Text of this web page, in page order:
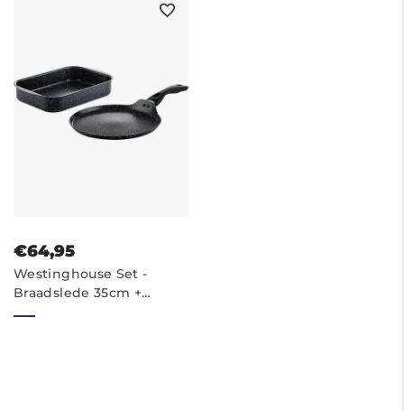
€64,95
Westinghouse Set -
Braadslede 35cm +
Pannenkoekenpan 28cm